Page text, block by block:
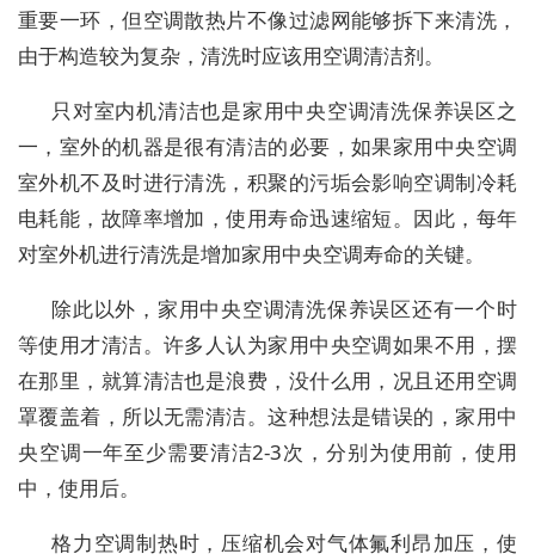
重要一环，但空调散热片不像过滤网能够拆下来清洗，
由于构造较为复杂，清洗时应该用空调清洁剂。
只对室内机清洁也是家用中央空调清洗保养误区之
一，室外的机器是很有清洁的必要，如果家用中央空调
室外机不及时进行清洗，积聚的污垢会影响空调制冷耗
电耗能，故障率增加，使用寿命迅速缩短。因此，每年
对室外机进行清洗是增加家用中央空调寿命的关键。
除此以外，家用中央空调清洗保养误区还有一个时
等使用才清洁。许多人认为家用中央空调如果不用，摆
在那里，就算清洁也是浪费，没什么用，况且还用空调
罩覆盖着，所以无需清洁。这种想法是错误的，家用中
央空调一年至少需要清洁2-3次，分别为使用前，使用
中，使用后。
格力空调制热时，压缩机会对气体氟利昂加压，使